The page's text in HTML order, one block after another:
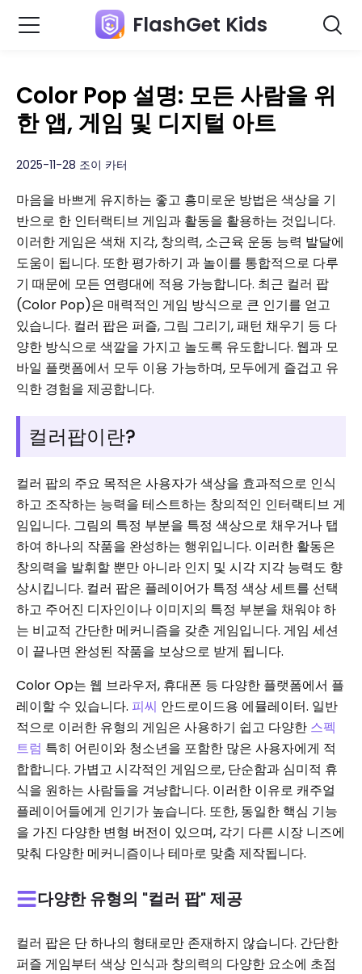
FlashGet Kids
Color Pop 설명: 모든 사람을 위
한 앱, 게임 및 디지털 아트
2025-11-28 조이 카터
마음을 바쁘게 유지하는 좋고 흥미로운 방법은 색상을 기
반으로 한 인터랙티브 게임과 활동을 활용하는 것입니다.
이러한 게임은 색채 지각, 창의력, 소근육 운동 능력 발달에
도움이 됩니다. 또한 평가하기 과 놀이를 통합적으로 다루
기 때문에 모든 연령대에 적용 가능합니다. 최근 컬러 팝
(Color Pop)은 매력적인 게임 방식으로 큰 인기를 얻고
있습니다. 컬러 팝은 퍼즐, 그림 그리기, 패턴 채우기 등 다
양한 방식으로 색깔을 가지고 놀도록 유도합니다. 웹과 모
바일 플랫폼에서 모두 이용 가능하며, 모두에게 즐겁고 유
익한 경험을 제공합니다.
컬러팝이란?
컬러 팝의 주요 목적은 사용자가 색상을 효과적으로 인식
하고 조작하는 능력을 테스트하는 창의적인 인터랙티브 게
임입니다. 그림의 특정 부분을 특정 색상으로 채우거나 탭
하여 하나의 작품을 완성하는 행위입니다. 이러한 활동은
창의력을 발휘할 뿐만 아니라 인지 및 시각 지각 능력도 향
상시킵니다. 컬러 팝은 플레이어가 특정 색상 세트를 선택
하고 주어진 디자인이나 이미지의 특정 부분을 채워야 하
는 비교적 간단한 메커니즘을 갖춘 게임입니다. 게임 세션
이 끝나면 완성된 작품을 보상으로 받게 됩니다.
Color Op는 웹 브라우저, 휴대폰 등 다양한 플랫폼에서 플
레이할 수 있습니다. 피씨 안드로이드용 에뮬레이터. 일반
적으로 이러한 유형의 게임은 사용하기 쉽고 다양한 스펙
트럼 특히 어린이와 청소년을 포함한 많은 사용자에게 적
합합니다. 가볍고 시각적인 게임으로, 단순함과 심미적 휴
식을 원하는 사람들을 겨냥합니다. 이러한 이유로 캐주얼
플레이어들에게 인기가 높습니다. 또한, 동일한 핵심 기능
을 가진 다양한 변형 버전이 있으며, 각기 다른 시장 니즈에
맞춰 다양한 메커니즘이나 테마로 맞춤 제작됩니다.
다양한 유형의 "컬러 팝" 제공
컬러 팝은 단 하나의 형태로만 존재하지 않습니다. 간단한
퍼즐 게임부터 색상 인식과 창의력의 다양한 요소에 초점